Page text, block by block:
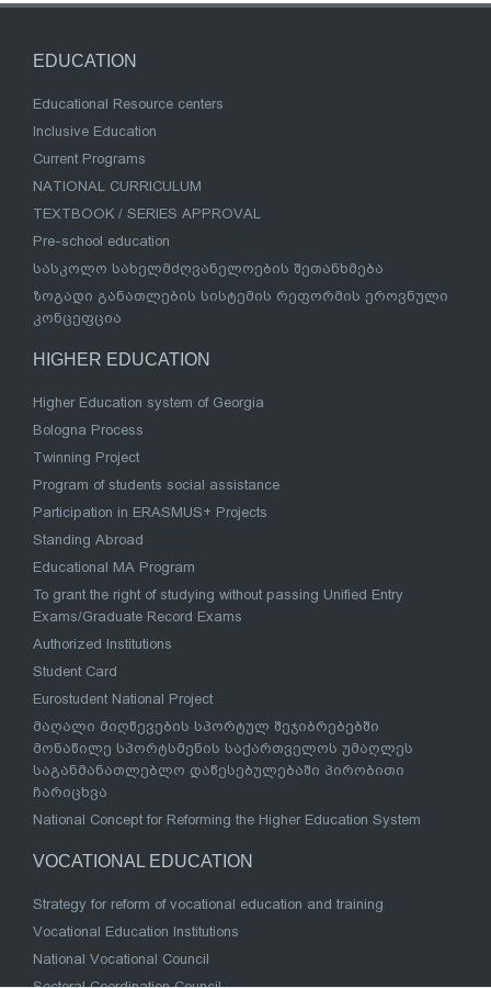
EDUCATION
Educational Resource centers
Inclusive Education
Current Programs
NATIONAL CURRICULUM
TEXTBOOK / SERIES APPROVAL
Pre-school education
სასკოლო სახელმძღვანელოების შეთანხმება
ზოგადი განათლების სისტემის რეფორმის ეროვნული
კონცეფცია
HIGHER EDUCATION
Higher Education system of Georgia
Bologna Process
Twinning Project
Program of students social assistance
Participation in ERASMUS+ Projects
Standing Abroad
Educational MA Program
To grant the right of studying without passing Unified Entry
Exams/Graduate Record Exams
Authorized Institutions
Student Card
Eurostudent National Project
მაღალი მიღწევების სპორტულ შეჯიბრებებში
მონაწილე სპორტსმენის საქართველოს უმაღლეს
საგანმანათლებლო დაწესებულებაში პირობითი
ჩარიცხვა
National Concept for Reforming the Higher Education System
VOCATIONAL EDUCATION
Strategy for reform of vocational education and training
Vocational Education Institutions
National Vocational Council